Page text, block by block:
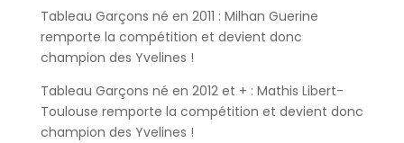
Tableau Garçons né en 2011 : Milhan Guerine
remporte la compétition et devient donc
champion des Yvelines !
Tableau Garçons né en 2012 et + : Mathis Libert-
Toulouse remporte la compétition et devient donc
champion des Yvelines !